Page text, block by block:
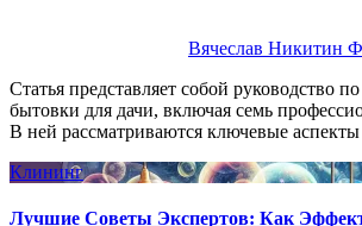
Вячеслав Никитин
Статья представляет собой руководство по выбору идеальной
бытовки для дачи, включая семь
В ней рассматриваются ключевые
Клининг
Лучшие Советы Экспертов: Как